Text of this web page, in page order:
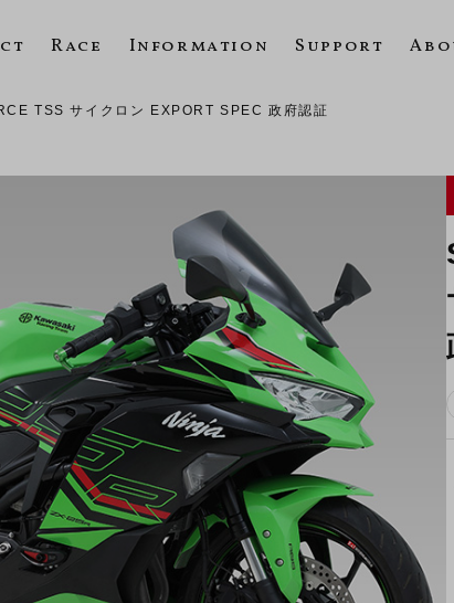
Race Information Support
TSS サイクロン EXPORT SPEC 政府認証